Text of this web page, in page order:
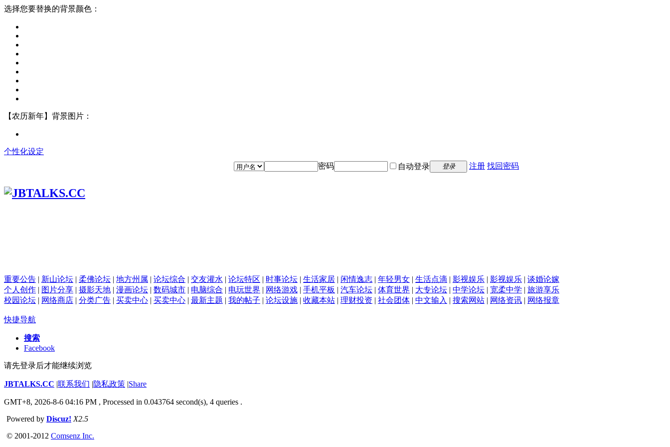
选择您要替换的背景颜色：
【农历新年】背景图片：
个性化设定
密码
自动登录 登录 注册 找回密码
重要公告 | 新山论坛 | 柔佛论坛 | 地方州属 | 论坛综合 | 交友灌水 | 论坛特区 | 时事论坛 | 生活家居 | 闲情逸志 | 年轻男女 | 生活点滴 | 影视娱乐 | 影视娱乐 | 谈婚论嫁
个人创作 | 图片分享 | 摄影天地 | 漫画论坛 | 数码城市 | 电脑综合 | 电玩世界 | 网络游戏 | 手机平板 | 汽车论坛 | 体育世界 | 大专论坛 | 中学论坛 | 宽柔中学 | 旅游享乐
校园论坛 | 网络商店 | 分类广告 | 买卖中心 | 买卖中心 | 最新主题 | 我的帖子 | 论坛设施 | 收藏本站 | 理财投资 | 社会团体 | 中文输入 | 搜索网站 | 网络资讯 | 网络报章
快捷导航
搜索
Facebook
请先登录后才能继续浏览
JBTALKS.CC |联系我们 |隐私政策 |Share
GMT+8, 2026-8-6 04:16 PM , Processed in 0.043764 second(s), 4 queries .
Powered by Discuz! X2.5
© 2001-2012 Comsenz Inc.